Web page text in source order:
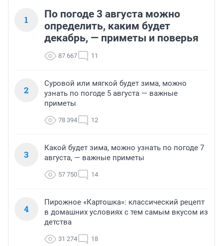
1
По погоде 3 августа можно
определить, каким будет
декабрь, — приметы и поверья
87 667 11
2
Суровой или мягкой будет зима, можно
узнать по погоде 5 августа — важные
приметы
78 394 12
3
Какой будет зима, можно узнать по погоде 7
августа, — важные приметы
57 750 14
4
Пирожное «Картошка»: классический рецепт
в домашних условиях с тем самым вкусом из
детства
31 274 18